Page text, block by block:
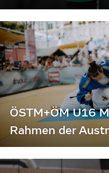
ÖSTM+ÖM U16
Rahmen der